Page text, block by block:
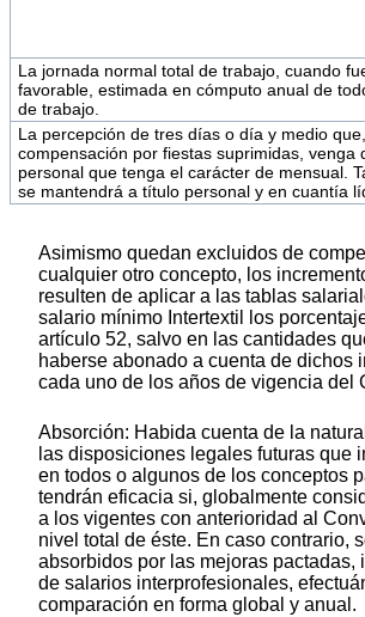
La jornada normal total de trabajo, cuando
favorable, estimada en cómputo anual de
de trabajo.
La percepción de tres días o día y medio
compensación por fiestas suprimidas, venga
personal que tenga el carácter de mensual.
se mantendrá a título personal y en cuantía
Asimismo quedan excluidos de
cualquier otro concepto, los
resulten de aplicar a las tablas
salario mínimo Intertextil los
artículo 52, salvo en las cantidades
haberse abonado a cuenta de dichos
cada uno de los años de vigencia del
Absorción: Habida cuenta de la
las disposiciones legales futuras que
en todos o algunos de los conceptos
tendrán eficacia si, globalmente
a los vigentes con anterioridad al
nivel total de éste. En caso contrario,
absorbidos por las mejoras pactadas,
de salarios interprofesionales,
comparación en forma global y anual.